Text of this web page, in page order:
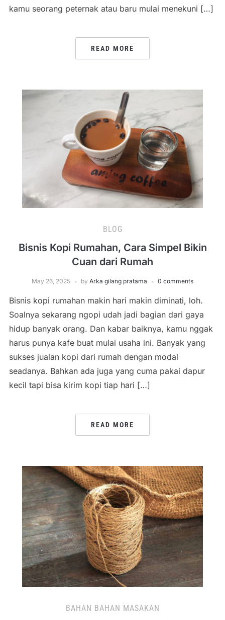
kamu seorang peternak atau baru mulai menekuni […]
READ MORE
BLOG
Bisnis Kopi Rumahan, Cara Simpel Bikin
Cuan dari Rumah
May 26, 2025 by Arka gilang pratama 0 comments
Bisnis kopi rumahan makin hari makin diminati, loh.
Soalnya sekarang ngopi udah jadi bagian dari gaya
hidup banyak orang. Dan kabar baiknya, kamu nggak
harus punya kafe buat mulai usaha ini. Banyak yang
sukses jualan kopi dari rumah dengan modal
seadanya. Bahkan ada juga yang cuma pakai dapur
kecil tapi bisa kirim kopi tiap hari […]
READ MORE
BAHAN BAHAN MASAKAN